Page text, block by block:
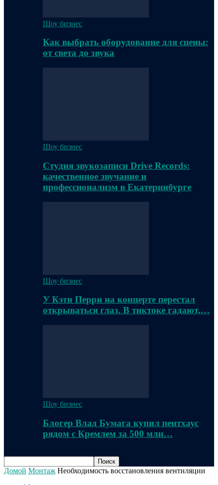
Шоу бизнес
Как выбрать оборудование для сцены:
от света до звука
Шоу бизнес
Студия звукозаписи Drive Records:
качественное звучание и
профессионализм в Екатеринбурге
Шоу бизнес
У Кэти Перри на концерте перестал
открываться глаз. В тиктоке гадают,…
Шоу бизнес
Блогер Влад Бумага купил пентхаус
рядом с Кремлем за 500 млн…
Домой Монтаж Необходимость восстановления вентиляции